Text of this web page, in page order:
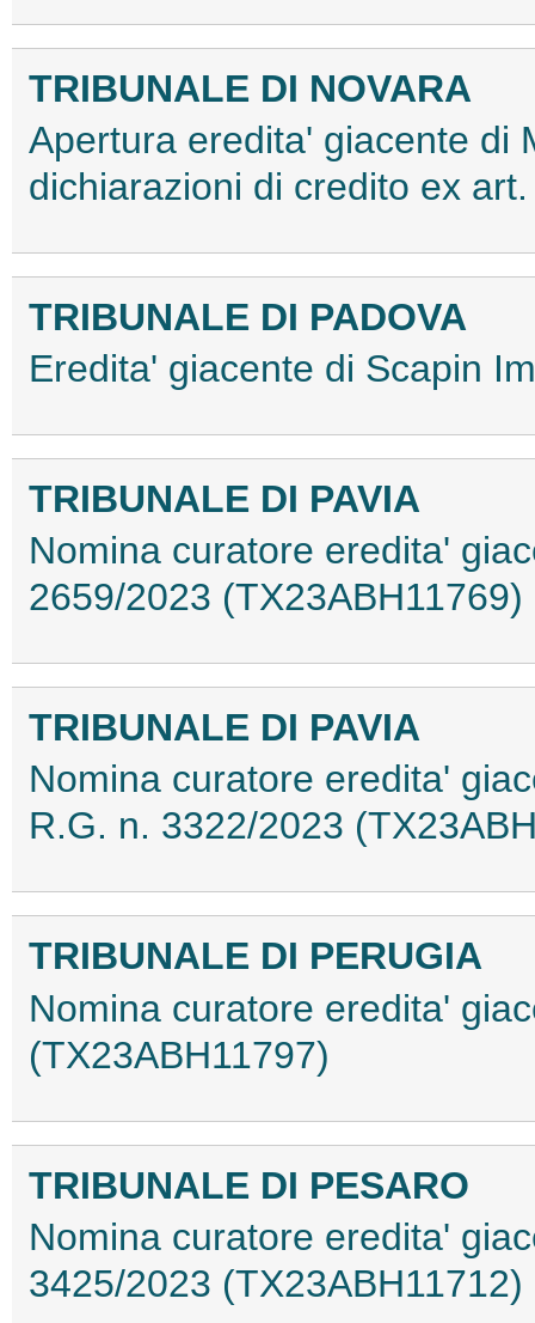
TRIBUNALE DI NOVARA
Apertura eredita' giacente di
dichiarazioni di credito ex
TRIBUNALE DI PADOVA
Eredita' giacente di Scapin
TRIBUNALE DI PAVIA
Nomina curatore eredita'
2659/2023 (TX23ABH11769)
TRIBUNALE DI PAVIA
Nomina curatore eredita'
R.G. n. 3322/2023
TRIBUNALE DI PERUGIA
Nomina curatore eredita'
(TX23ABH11797)
TRIBUNALE DI PESARO
Nomina curatore eredita'
3425/2023 (TX23ABH11712)